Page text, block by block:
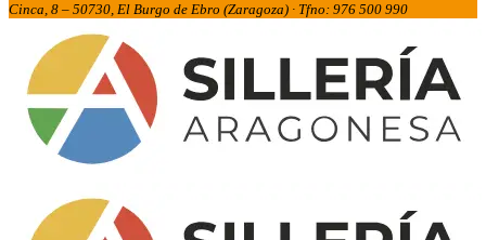
Cinca, 8 – 50730, El Burgo de Ebro (Zaragoza) · Tfno: 976 500 990